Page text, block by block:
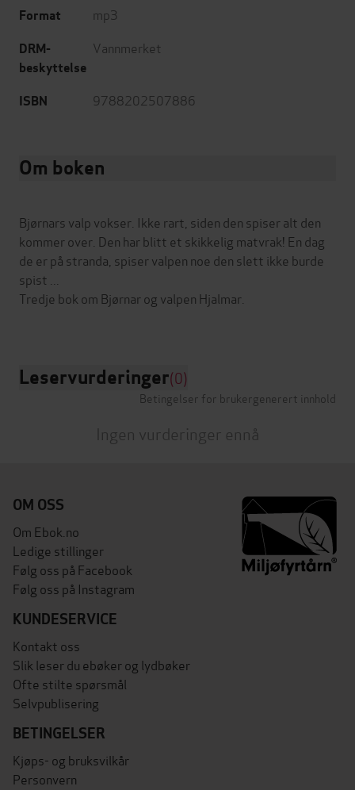
Format mp3
DRM-
beskyttelse
Vannmerket
ISBN 9788202507886
Om boken
Bjørnars valp vokser. Ikke rart, siden den spiser alt den
kommer over. Den har blitt et skikkelig matvrak! En dag
de er på stranda, spiser valpen noe den slett ikke burde
spist ...
Tredje bok om Bjørnar og valpen Hjalmar.
Leservurderinger(0)
Betingelser for brukergenerert innhold
Ingen vurderinger ennå
OM OSS
Om Ebok.no
Ledige stillinger
Følg oss på Facebook
Følg oss på Instagram
KUNDESERVICE
Kontakt oss
Slik leser du ebøker og lydbøker
Ofte stilte spørsmål
Selvpublisering
BETINGELSER
Kjøps- og bruksvilkår
Personvern